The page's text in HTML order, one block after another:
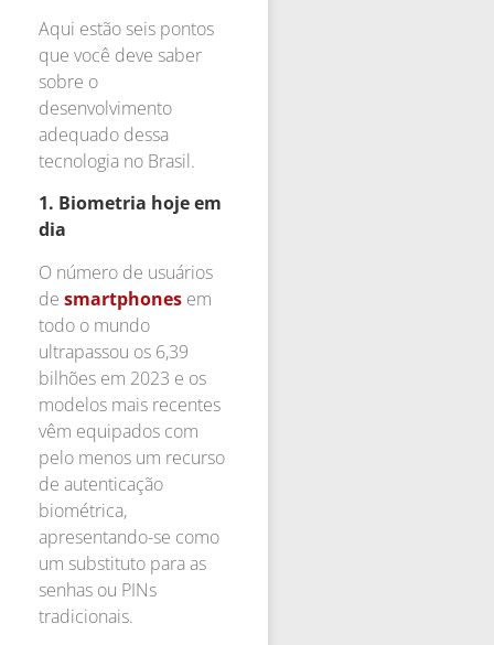
Aqui estão seis pontos
que você deve saber
sobre o
desenvolvimento
adequado dessa
tecnologia no Brasil.
1. Biometria hoje em
dia
O número de usuários
de smartphones em
todo o mundo
ultrapassou os 6,39
bilhões em 2023 e os
modelos mais recentes
vêm equipados com
pelo menos um recurso
de autenticação
biométrica,
apresentando-se como
um substituto para as
senhas ou PINs
tradicionais.